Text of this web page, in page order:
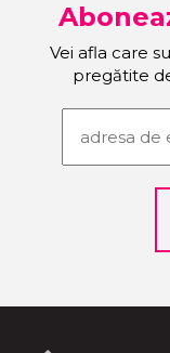
Vei afla care
pregătite